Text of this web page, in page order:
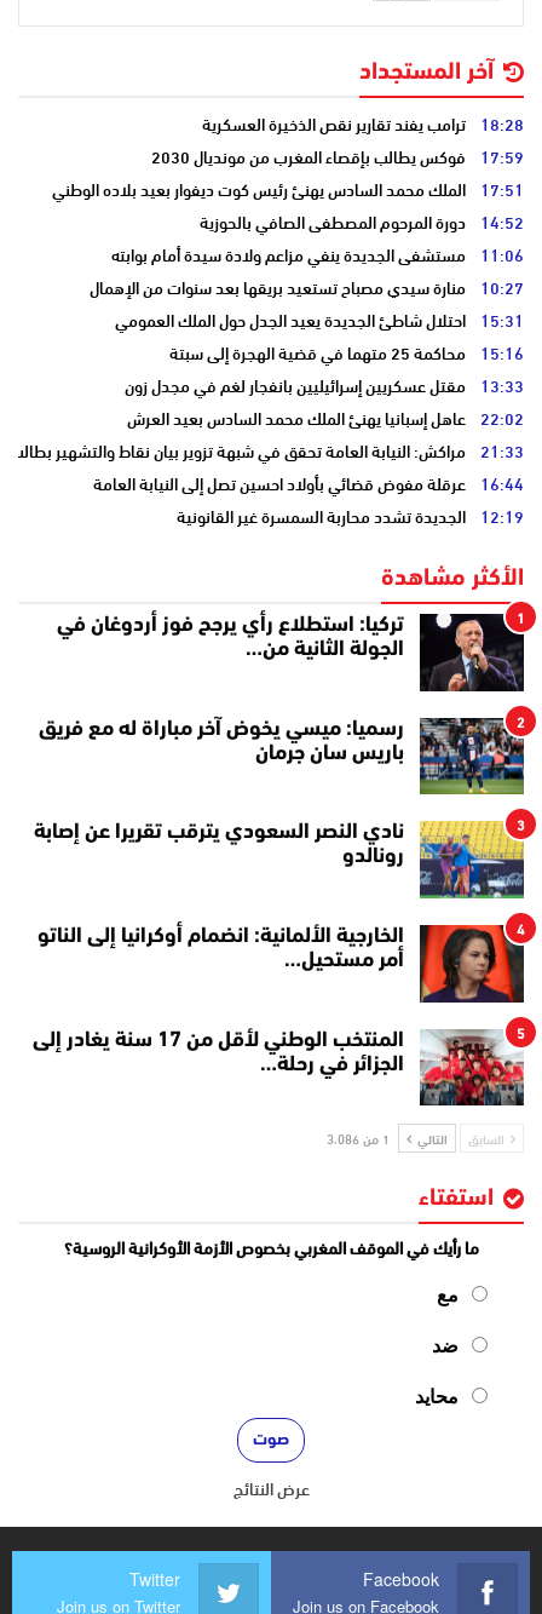
آخر المستجداد
18:28 ترامب يفند تقارير نقص الذخيرة العسكرية
17:59 فوكس يطالب بإقصاء المغرب من مونديال 2030
17:51 الملك محمد السادس يهنئ رئيس كوت ديفوار بعيد بلاده الوطني
14:52 دورة المرحوم المصطفى الصافي بالحوزية
11:06 مستشفى الجديدة ينفي مزاعم ولادة سيدة أمام بوابته
10:27 منارة سيدي مصباح تستعيد بريقها بعد سنوات من الإهمال
15:31 احتلال شاطئ الجديدة يعيد الجدل حول الملك العمومي
15:16 محاكمة 25 متهما في قضية الهجرة إلى سبتة
13:33 مقتل عسكريين إسرائيليين بانفجار لغم في مجدل زون
22:02 عاهل إسبانيا يهنئ الملك محمد السادس بعيد العرش
21:33 مراكش: النيابة العامة تحقق في شبهة تزوير بيان نقاط والتشهير بطالب
16:44 عرقلة مفوض قضائي بأولاد احسين تصل إلى النيابة العامة
12:19 الجديدة تشدد محاربة السمسرة غير القانونية
الأكثر مشاهدة
1
تركيا: استطلاع رأي يرجح فوز أردوغان في
الجولة الثانية من…
2
رسميا: ميسي يخوض آخر مباراة له مع فريق
باريس سان جرمان
3
نادي النصر السعودي يترقب تقريرا عن إصابة
رونالدو
4
الخارجية الألمانية: انضمام أوكرانيا إلى الناتو
أمر مستحيل…
5
المنتخب الوطني لأقل من 17 سنة يغادر إلى
الجزائر في رحلة…
السابق التالي 1 من 3٬086
استفتاء
ما رأيك في الموقف المغربي بخصوص الأزمة الأوكرانية الروسية؟
مع
ضد
محايد
عرض النتائج
Facebook
Join us on Facebook
Twitter
Join us on Twitter